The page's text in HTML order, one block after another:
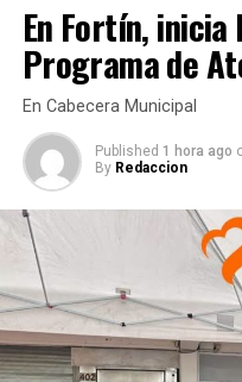
RELATED TOPICS:
DESPUÉS
Concluye 1ra etapa de
Viejo”
ANTES
Pide licencia el
En Fortín,
Programa de
En Cabecera Municipal
Published 1 hora ago
By Redaccion